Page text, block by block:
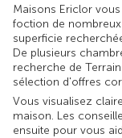
Maisons Ericlor
foction de
superficie
De plusieurs
recherche de
sélection d'offres
Vous visualisez
maison. Les
ensuite pour vous